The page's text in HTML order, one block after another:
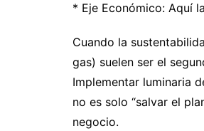
* Eje Económico: Aquí
Cuando la
gas) suelen ser el
Implementar luminaria
no es solo “salvar el
negocio.